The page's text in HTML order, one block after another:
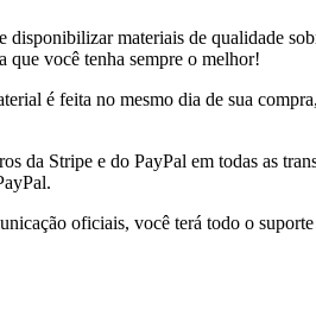
disponibilizar materiais de qualidade
que você tenha sempre o melhor!
é feita no mesmo dia de sua
da Stripe e do PayPal em todas as
oficiais, você terá todo o